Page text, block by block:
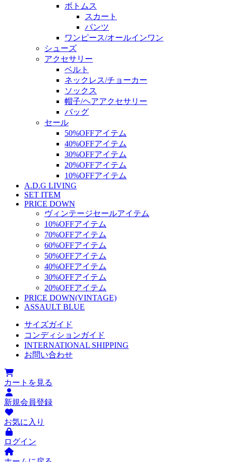
ボトムス
スカート
パンツ
ワンピース/オールインワン
シューズ
アクセサリー
ベルト
ネックレス/チョーカー
ソックス
帽子/ヘアアクセサリー
バッグ
セール
50%OFFアイテム
40%OFFアイテム
30%OFFアイテム
20%OFFアイテム
10%OFFアイテム
A.D.G LIVING
SET ITEM
PRICE DOWN
ヴィンテージセールアイテム
10%OFFアイテム
70%OFFアイテム
60%OFFアイテム
50%OFFアイテム
40%OFFアイテム
30%OFFアイテム
20%OFFアイテム
PRICE DOWN(VINTAGE)
ASSAULT BLUE
サイズガイド
コンディションガイド
INTERNATIONAL SHIPPING
お問い合わせ
カートを見る
新規会員登録
お気に入り
ログイン